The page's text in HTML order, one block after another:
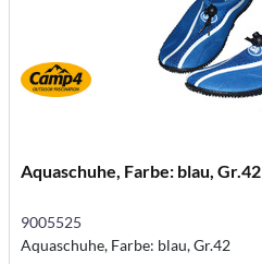
Aquaschuhe, Farbe: blau, Gr.42
9005525
Aquaschuhe, Farbe: blau, Gr.42